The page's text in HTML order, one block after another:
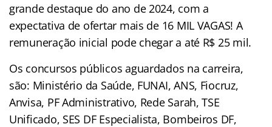
grande destaque do ano de 2024, com a
expectativa de ofertar mais de 16 MIL VAGAS! A
remuneração inicial pode chegar a até R$ 25 mil.
Os concursos públicos aguardados na carreira,
são: Ministério da Saúde, FUNAI, ANS, Fiocruz,
Anvisa, PF Administrativo, Rede Sarah, TSE
Unificado, SES DF Especialista, Bombeiros DF,